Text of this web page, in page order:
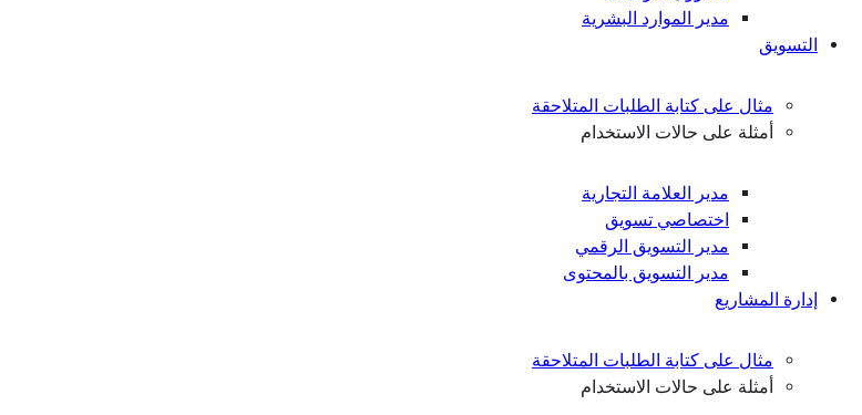
مدير الموارد البشرية
التسويق
مثال على كتابة الطلبات المتلاحقة
أمثلة على حالات الاستخدام
مدير العلامة التجارية
اختصاصي تسويق
مدير التسويق الرقمي
مدير التسويق بالمحتوى
إدارة المشاريع
مثال على كتابة الطلبات المتلاحقة
أمثلة على حالات الاستخدام